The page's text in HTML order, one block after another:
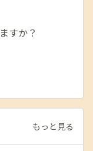
すか？
もっと見る